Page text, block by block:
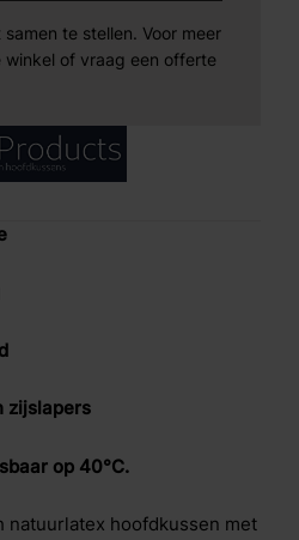
te stellen. Voor meer
winkel of vraag een offerte
zijslapers
op 40°C.
natuurlatex hoofdkussen met